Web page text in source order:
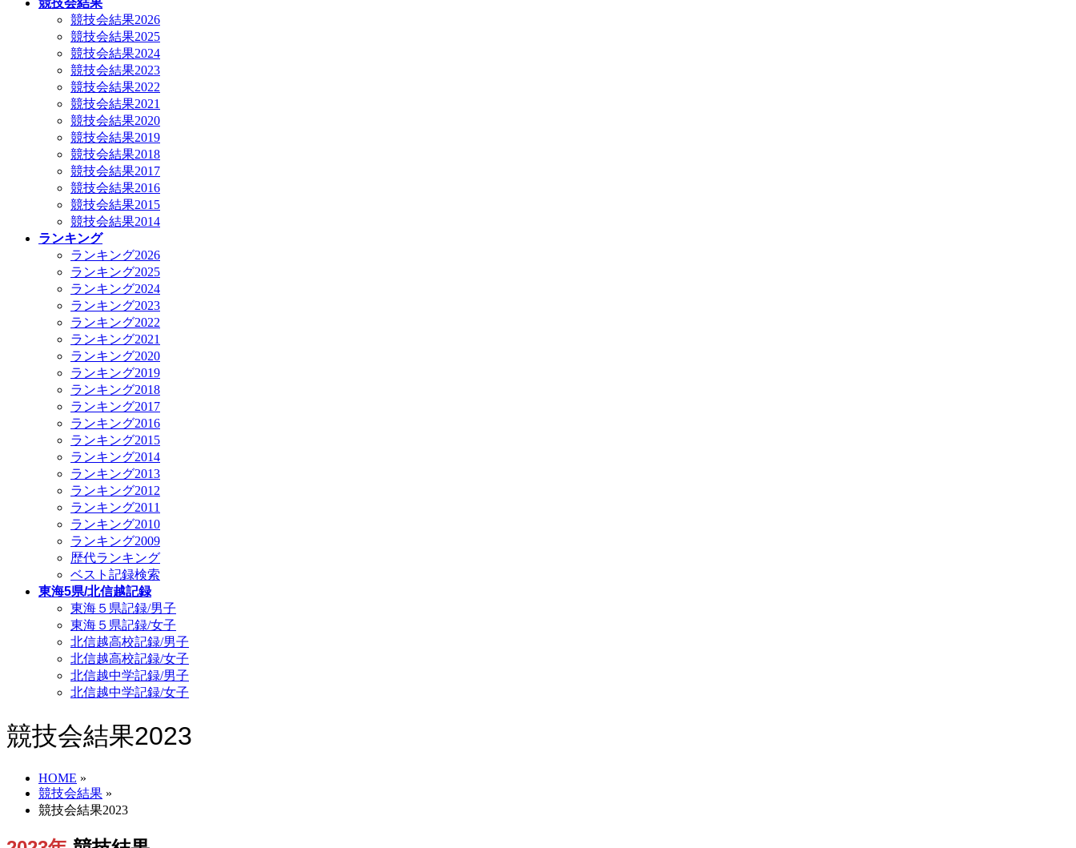
競技会結果
競技会結果2026
競技会結果2025
競技会結果2024
競技会結果2023
競技会結果2022
競技会結果2021
競技会結果2020
競技会結果2019
競技会結果2018
競技会結果2017
競技会結果2016
競技会結果2015
競技会結果2014
ランキング
ランキング2026
ランキング2025
ランキング2024
ランキング2023
ランキング2022
ランキング2021
ランキング2020
ランキング2019
ランキング2018
ランキング2017
ランキング2016
ランキング2015
ランキング2014
ランキング2013
ランキング2012
ランキング2011
ランキング2010
ランキング2009
歴代ランキング
ベスト記録検索
東海5県/北信越記録
東海５県記録/男子
東海５県記録/女子
北信越高校記録/男子
北信越高校記録/女子
北信越中学記録/男子
北信越中学記録/女子
競技会結果2023
HOME »
競技会結果 »
競技会結果2023